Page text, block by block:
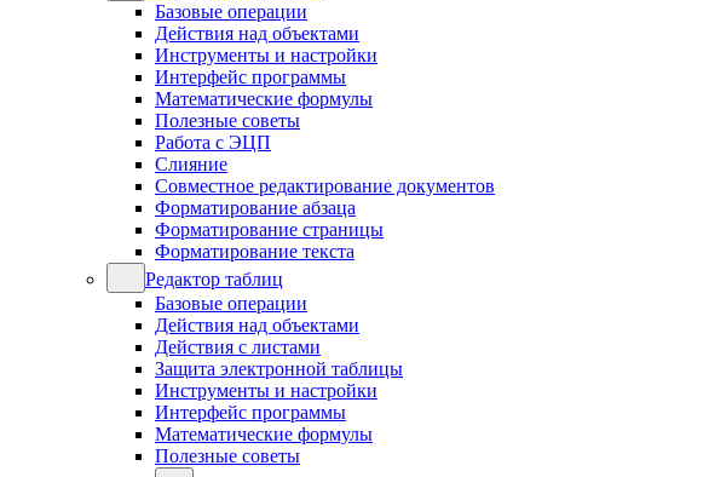
Базовые операции
Действия над объектами
Инструменты и настройки
Интерфейс программы
Математические формулы
Полезные советы
Работа с ЭЦП
Слияние
Совместное редактирование документов
Форматирование абзаца
Форматирование страницы
Форматирование текста
Редактор таблиц
Базовые операции
Действия над объектами
Действия с листами
Защита электронной таблицы
Инструменты и настройки
Интерфейс программы
Математические формулы
Полезные советы